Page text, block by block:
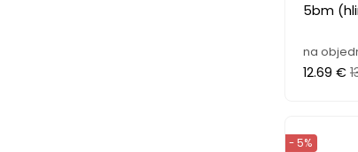
5bm
na
12.69 €
- 5%